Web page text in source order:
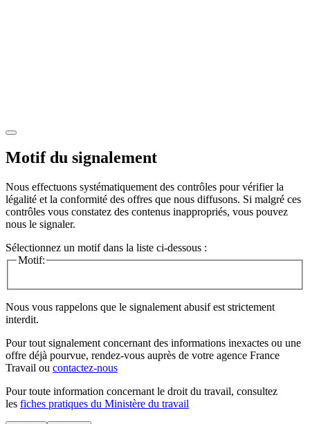
Motif du signalement
Nous effectuons systématiquement des contrôles pour vérifier la
légalité et la conformité des offres que nous diffusons. Si malgré ces
contrôles vous constatez des contenus inappropriés, vous pouvez
nous le signaler.
Sélectionnez un motif dans la liste ci-dessous :
Motif:
Nous vous rappelons que le signalement abusif est strictement
interdit.
Pour tout signalement concernant des informations inexactes ou une
offre déjà pourvue, rendez-vous auprès de votre agence France
Travail ou contactez-nous
Pour toute information concernant le droit du travail, consultez
les fiches pratiques du Ministère du travail